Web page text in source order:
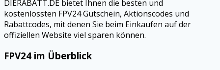
DIERABATT.DE bietet Ihnen die besten und
kostenlossten FPV24 Gutschein, Aktionscodes und
Rabattcodes, mit denen Sie beim Einkaufen auf der
offiziellen Website viel sparen können.
FPV24 im Überblick